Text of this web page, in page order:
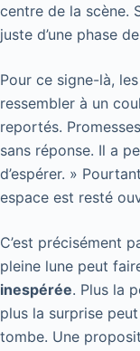
centre de la scène.
juste d’une phase
Pour ce signe-là,
ressembler à un
reportés.
sans réponse. Il a
d’espérer. »
espace est resté
C’est précisément
pleine lune peut
inespérée. Plus la
plus la surprise
tombe. Une